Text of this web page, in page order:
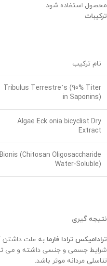
محصول استفاده شود.
ترکیبات
نام ترکیب
Tribulus Terrestre’s (90% Titer
in Saponins)
Algae Eck onia bicyclist Dry
Extract
Bionis (Chitosan Oligosaccharide
Water-Soluble)
نتیجه گیری
ترادامیکس ترادا فارما به علت داشتن
شرایط جسمی و جنسی داشته و می
تناسلی مردانه موثر باشد.